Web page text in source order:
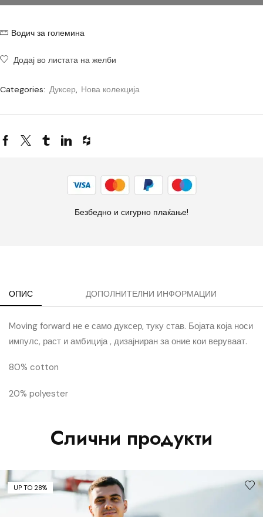
Водич за големина
Додај во листата на желби
Categories: Дуксер Нова колекција
Безбедно и сигурно плаќање!
ОПИС ДОПОЛНИТЕЛНИ ИНФОРМАЦИИ
Moving forward не е само дуксер, туку став. Бојата која носи
импулс, раст и амбиција , дизајниран за оние кои веруваат.
80% cotton
20% polyester
Слични продукти
UP TO 28%